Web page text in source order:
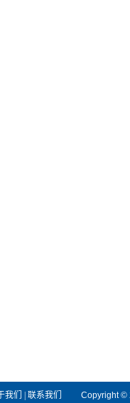
我们 联系我们 Copyright